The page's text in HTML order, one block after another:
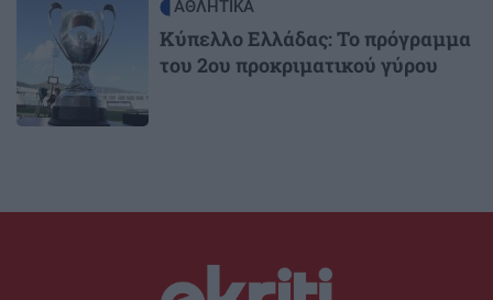
Image ΑΘΛΗΤΙΚΑ
Κύπελλο Ελλάδας: Το πρόγραμμα
του 2ου προκριματικού γύρου